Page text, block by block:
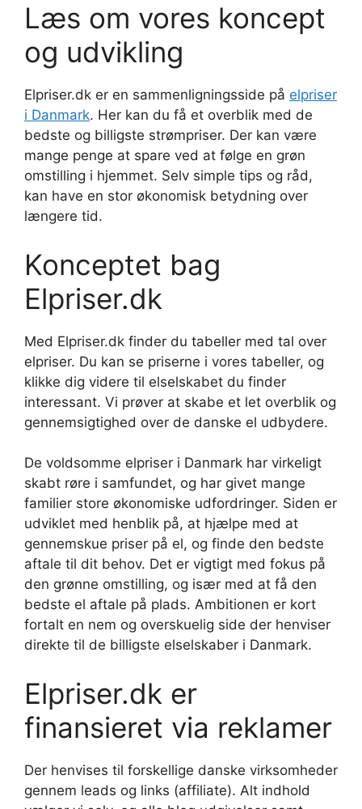
Læs om vores koncept
og udvikling
Elpriser.dk er en sammenligningsside på elpriser
i Danmark. Her kan du få et overblik med de
bedste og billigste strømpriser. Der kan være
mange penge at spare ved at følge en grøn
omstilling i hjemmet. Selv simple tips og råd,
kan have en stor økonomisk betydning over
længere tid.
Konceptet bag
Elpriser.dk
Med Elpriser.dk finder du tabeller med tal over
elpriser. Du kan se priserne i vores tabeller, og
klikke dig videre til elselskabet du finder
interessant. Vi prøver at skabe et let overblik og
gennemsigtighed over de danske el udbydere.
De voldsomme elpriser i Danmark har virkeligt
skabt røre i samfundet, og har givet mange
familier store økonomiske udfordringer. Siden er
udviklet med henblik på, at hjælpe med at
gennemskue priser på el, og finde den bedste
aftale til dit behov. Det er vigtigt med fokus på
den grønne omstilling, og især med at få den
bedste el aftale på plads. Ambitionen er kort
fortalt en nem og overskuelig side der henviser
direkte til de billigste elselskaber i Danmark.
Elpriser.dk er
finansieret via reklamer
Der henvises til forskellige danske virksomheder
gennem leads og links (affiliate). Alt indhold